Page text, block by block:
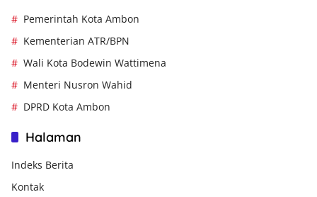
Pemerintah Kota Ambon
Kementerian ATR/BPN
Wali Kota Bodewin Wattimena
Menteri Nusron Wahid
DPRD Kota Ambon
Halaman
Indeks Berita
Kontak